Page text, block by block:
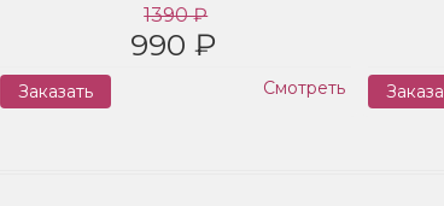
1390 ₽
990 ₽
Заказать Смотреть